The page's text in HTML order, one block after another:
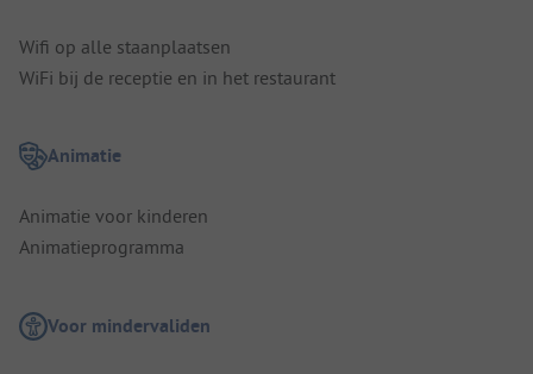
Wifi op alle staanplaatsen
WiFi bij de receptie en in het restaurant
Animatie
Animatie voor kinderen
Animatieprogramma
Voor mindervaliden